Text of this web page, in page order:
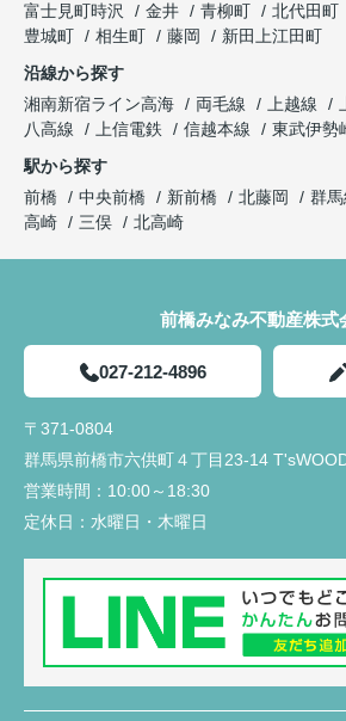
入居前に行う建物不備の有無の
ていただき、私達では気がつか
つけていただき丁寧さと親身に
だいていると感じました。
今後とも宜しくお願い致します!!
富士見町時沢
金井 青柳町 北代田町
豊城町
相生町 藤岡
新田上江田町
沿線から探す
湘南新宿ライン高海
両毛線 上越線
八高線
上信電鉄 信越本線 東武伊勢
駅から探す
前橋
中央前橋 新前橋 北藤岡 群
高崎
三俣 北高崎
前橋みなみ不動産株式
027-212-4896
〒371-0804
群馬県前橋市六供町４丁目23‐14
営業時間： 10:00～18:30
定休日： 水曜日・木曜日